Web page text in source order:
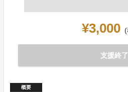
¥3,000 (
支援終了
概要